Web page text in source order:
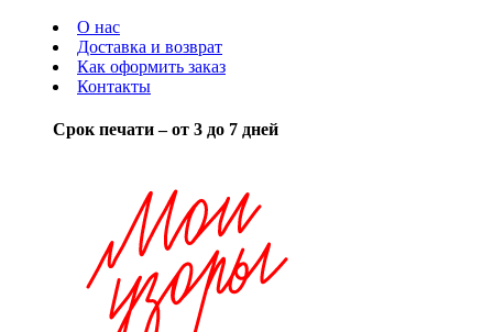
О нас
Доставка и возврат
Как оформить заказ
Контакты
Срок печати – от 3 до 7 дней